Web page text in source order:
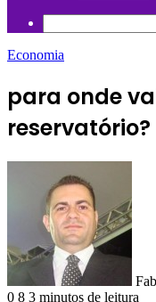
Economia
para onde
reservatório?
0 8 3 minutos de leitura